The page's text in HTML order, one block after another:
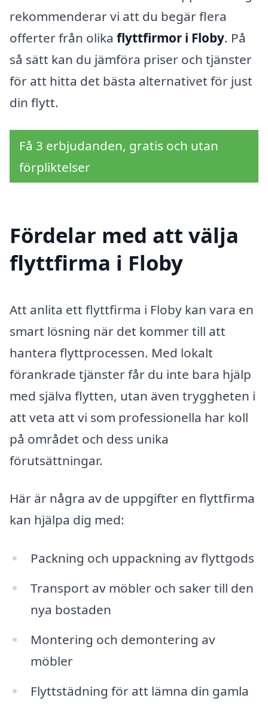
rekommenderar vi att du begär flera
offerter från olika flyttfirmor i Floby. På
så sätt kan du jämföra priser och tjänster
för att hitta det bästa alternativet för just
din flytt.
Få 3 erbjudanden, gratis och utan
förpliktelser
Fördelar med att välja
flyttfirma i Floby
Att anlita ett flyttfirma i Floby kan vara en
smart lösning när det kommer till att
hantera flyttprocessen. Med lokalt
förankrade tjänster får du inte bara hjälp
med själva flytten, utan även tryggheten i
att veta att vi som professionella har koll
på området och dess unika
förutsättningar.
Här är några av de uppgifter en flyttfirma
kan hjälpa dig med:
Packning och uppackning av flyttgods
Transport av möbler och saker till den
nya bostaden
Montering och demontering av
möbler
Flyttstädning för att lämna din gamla